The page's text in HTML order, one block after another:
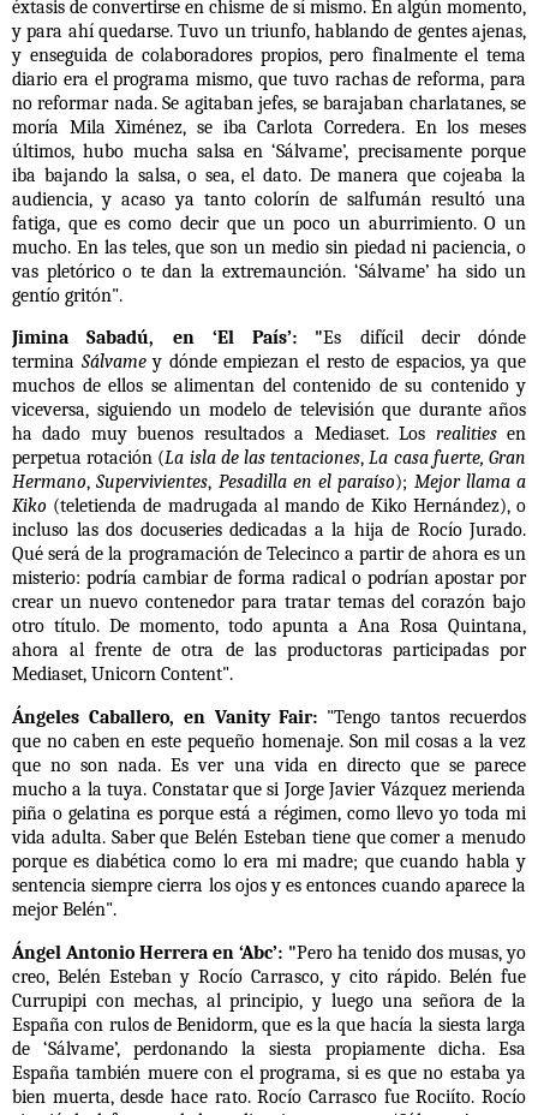
éxtasis de convertirse en chisme de sí mismo. En algún momento,
y para ahí quedarse. Tuvo un triunfo, hablando de gentes ajenas,
y enseguida de colaboradores propios, pero finalmente el tema
diario era el programa mismo, que tuvo rachas de reforma, para
no reformar nada. Se agitaban jefes, se barajaban charlatanes, se
moría Mila Ximénez, se ibaCarlota Corredera. En los meses
últimos, hubo mucha salsa en ‘Sálvame’, precisamente porque
iba bajando la salsa, o sea, el dato. De manera que cojeaba la
audiencia, y acasoya tanto colorín de salfumán resultó una
fatiga, que es como decir que un poco un aburrimiento. O un
mucho. En las teles, que son un medio sin piedad ni paciencia, o
vas pletórico o te dan la extremaunción. ‘Sálvame’ ha sido un
gentío gritón".
Jimina Sabadú, en ‘El País’: "Es difícil decir dónde
termina Sálvamey dónde empiezan el resto de espacios, ya que
muchos de ellos se alimentan del contenido de su contenido y
viceversa, siguiendo un modelo de televisión que durante años
ha dado muy buenos resultados a Mediaset. Los realitiesen
perpetua rotación (La isla de las tentaciones,La casa fuerte, Gran
Hermano,Supervivientes, Pesadilla en el paraíso); Mejor llama a
Kiko (teletienda de madrugada al mando de Kiko Hernández), o
incluso las dos docuseries dedicadas a la hija de Rocío Jurado.
Qué será de la programación de Telecinco a partir de ahora es un
misterio: podría cambiar de forma radical o podrían apostar por
crear un nuevo contenedor para tratar temas del corazón bajo
otro título. De momento, todo apunta a Ana Rosa Quintana,
ahora al frente de otra de las productoras participadas por
Mediaset, Unicorn Content".
Ángeles Caballero, en Vanity Fair: "Tengo tantos recuerdos
que no caben en este pequeño homenaje. Son mil cosas a la vez
que no son nada. Es ver una vida en directo que se parece
mucho a la tuya. Constatar que si Jorge Javier Vázquezmerienda
piña o gelatina es porque está a régimen, como llevo yo toda mi
vida adulta. Saber queBelén Esteban tiene que comer a menudo
porque es diabética como lo era mi madre; que cuando habla y
sentencia siempre cierra los ojos y es entonces cuando aparece la
mejor Belén".
Ángel Antonio Herrera en ‘Abc’: "Pero ha tenido dos musas, yo
creo, Belén Esteban y Rocío Carrasco, y cito rápido. Belén fue
Currupipi con mechas, al principio, y luego una señora de la
España con rulos de Benidorm, que es la que hacía la siesta larga
de ‘Sálvame’, perdonando la siesta propiamente dicha. Esa
España también muere con el programa, si es que no estaba ya
bien muerta, desde hace rato. Rocío Carrasco fue Rociíto. Rocío